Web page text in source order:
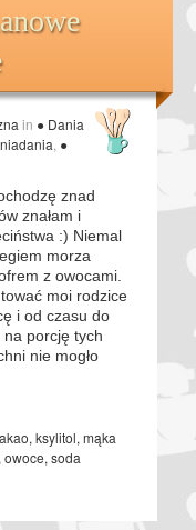
in ● Dania
●
znad
znałam i
:) Niemal
morza
z owocami.
moi rodzice
i od czasu do
na porcję tych
nie mogło
, ksylitol, mąka
owoce, soda